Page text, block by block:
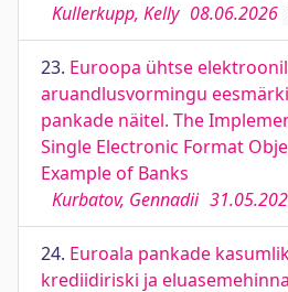
Kullerkupp, Kelly 08.06.2026
23. Euroopa ühtse
aruandlusvormingu
pankade näitel. The
Single Electronic Format
Example of Banks
Kurbatov, Gennadii
24. Euroala pankade
krediidiriski ja